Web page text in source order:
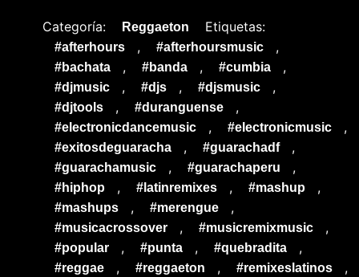
Categoría: Reggaeton Etiquetas:
#afterhours , #afterhoursmusic ,
#bachata , #banda , #cumbia ,
#djmusic , #djs , #djsmusic ,
#djtools , #duranguense ,
#electronicdancemusic , #electronicmusic ,
#exitosdeguaracha , #guarachadf ,
#guarachamusic , #guarachaperu ,
#hiphop , #latinremixes , #mashup ,
#mashups , #merengue ,
#musicacrossover , #musicremixmusic ,
#popular , #punta , #quebradita ,
#reggae , #reggaeton , #remixeslatinos ,